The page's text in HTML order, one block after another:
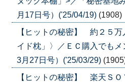
月17日号）('25/04/19) (1908)
【ヒットの秘密】 約２５万
イド枕」〉／ＥＣ購入でも
3月27日号）('25/03/29)
【ヒットの秘密】 楽天Ｓ